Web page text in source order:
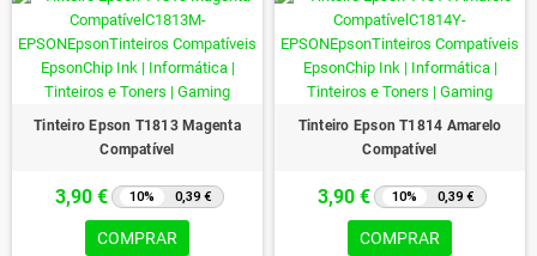
Tinteiro Epson T1813 Magenta
Compatível
3,90 € 10% 0,39 €
COMPRAR
Tinteiro Epson T1814 Amarelo
Compatível
3,90 € 10% 0,39 €
COMPRAR